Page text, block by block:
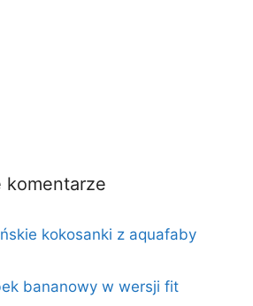
komentarze
kokosanki z aquafaby
bananowy w wersji fit